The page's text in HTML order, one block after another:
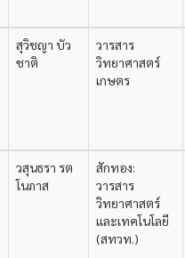
สุวิชญา บัว
ชาติ
วารสาร
วิทยาศาสตร์
เกษตร
วสุนธรา รต
โนภาส
สักทอง:
วารสาร
วิทยาศาสตร์
และเทคโนโลยี
(สทวท.)